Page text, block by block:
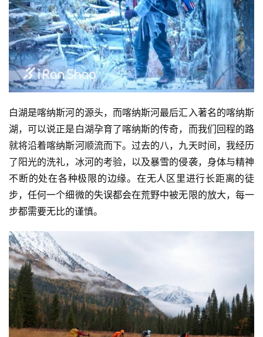
白湖是喀纳斯河的源头，而喀纳斯河最后汇入著名的喀纳斯
湖，可以说正是白湖孕育了喀纳斯的传奇，而我们回程的路
就将沿着喀纳斯河顺流而下。过去的八，九天时间，我经历
了阳光的洗礼，冰河的考验，以及暴雪的侵袭，身体与精神
不断的处在各种极限的边缘。在无人区里进行长距离的徒
步，任何一个细微的失误都会在荒野中被无限的放大，每一
步都需要无比的谨慎。